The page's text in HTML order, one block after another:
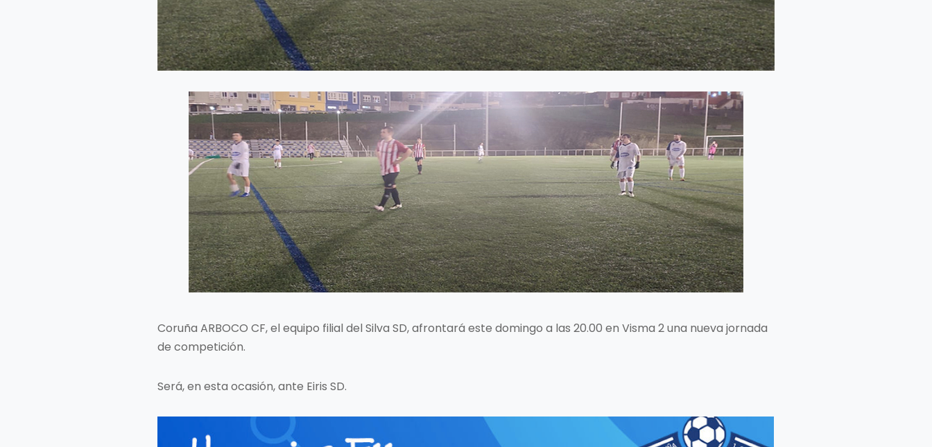
Coruña ARBOCO CF, el equipo filial del Silva SD, afrontará este domingo a las 20.00 en Visma 2 una nueva jornada
de competición.
Será, en esta ocasión, ante Eiris SD.